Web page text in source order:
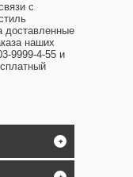
с
доставленные
наших
9999-4-55 и
+